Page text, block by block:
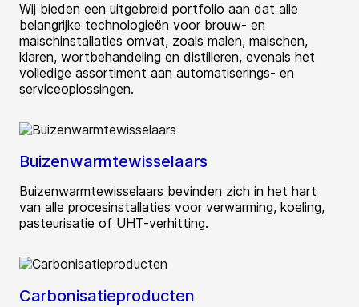
Wij bieden een uitgebreid portfolio aan dat alle
belangrijke technologieën voor brouw- en
maischinstallaties omvat, zoals malen, maischen,
klaren, wortbehandeling en distilleren, evenals het
volledige assortiment aan automatiserings- en
serviceoplossingen.
Buizenwarmtewisselaars
Buizenwarmtewisselaars bevinden zich in het hart
van alle procesinstallaties voor verwarming, koeling,
pasteurisatie of UHT-verhitting.
Carbonisatieproducten